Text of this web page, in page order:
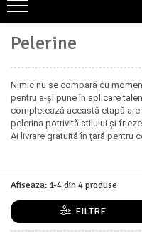
Cutite masini de tuns
Intretinere aparatura
Cutite masini de contur
MASINI DE CONTUR
Stand incarcare
APARATE DE TUNS ANIMALE
EPILATOARE
Cutite aparate de ras
Pulverizatoare
Pelerine
Nimic nu se compară cu
pentru a-și pune în aplicare
completează această etapă
pelerina potrivită stilului și
Ai livrare gratuită în țară pentru
Afiseaza: 1-4din4produse
FILTRE